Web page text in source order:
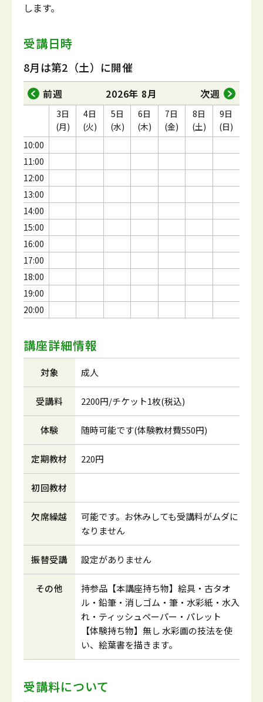
します。
受講日時
8月は第2（土）に開催
前週 2026年 8月 次週
10:00
11:00
12:00
13:00
14:00
15:00
16:00
17:00
18:00
19:00
20:00
3日
(月)
4日
(火)
5日
(水)
6日
(木)
7日
(金)
8日
(土)
9日
(日)
講座詳細情報
対象 成人
受講料 2200円/チケット1枚(税込)
体験 随時可能です(体験教材費550円)
定期教材 220円
初回教材
欠席繰越
可能です。お休みしても受講料がムダに
なりません
振替受講 設定がありません
その他
持参品【本講座持ち物】絵具・古タオ
ル・鉛筆・消しゴム・筆・水彩紙・水入
れ・ティッシュペーパー・パレット
【体験持ち物】無し 水彩画の技法を使
い、絵葉書を描きます。
受講料について